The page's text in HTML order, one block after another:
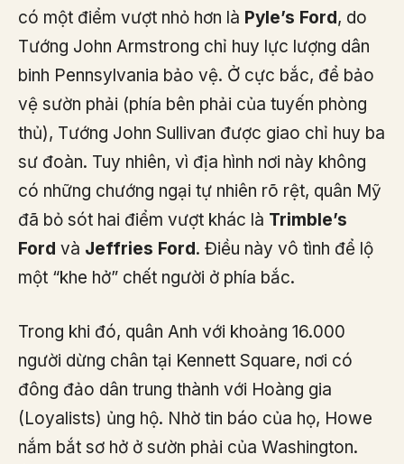
có một điểm vượt nhỏ hơn là Pyle’s Ford, do
Tướng John Armstrong chỉ huy lực lượng dân
binh Pennsylvania bảo vệ. Ở cực bắc, để bảo
vệ sườn phải (phía bên phải của tuyến phòng
thủ), Tướng John Sullivan được giao chỉ huy ba
sư đoàn. Tuy nhiên, vì địa hình nơi này không
có những chướng ngại tự nhiên rõ rệt, quân Mỹ
đã bỏ sót hai điểm vượt khác là Trimble’s
Ford và Jeffries Ford. Điều này vô tình để lộ
một “khe hở” chết người ở phía bắc.
Trong khi đó, quân Anh với khoảng 16.000
người dừng chân tại Kennett Square, nơi có
đông đảo dân trung thành với Hoàng gia
(Loyalists) ủng hộ. Nhờ tin báo của họ, Howe
nắm bắt sơ hở ở sườn phải của Washington.